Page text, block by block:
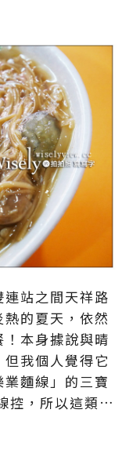
站之間天祥路
的夏天，依然
本身據說與晴
我個人覺得它
麵線」的三寶
控，所以這類…